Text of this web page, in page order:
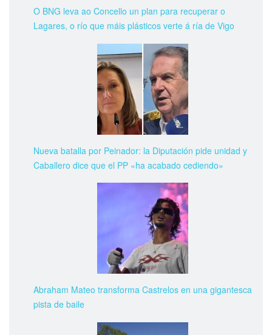
O BNG leva ao Concello un plan para recuperar o
Lagares, o río que máis plásticos verte á ría de Vigo
Nueva batalla por Peinador: la Diputación pide unidad y
Caballero dice que el PP «ha acabado cediendo»
Abraham Mateo transforma Castrelos en una gigantesca
pista de baile